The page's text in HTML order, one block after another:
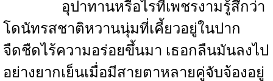
อุปาทานหรือไรที่เพชรงามรู้สึกว่า
โดนัทรสชาติหวานนุ่มที่เคี้ยวอยู่ในปาก
จืดชืดไร้ความอร่อยขึ้นมา เธอกลืนมันลงไป
อย่างยากเย็นเมื่อมีสายตาหลายคู่จับจ้องอยู่